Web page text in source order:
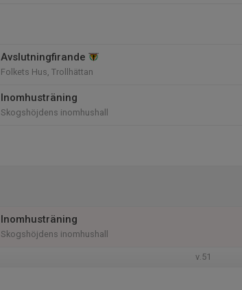
Avslutningfirande
Folkets Hus, Trollhättan
Inomhusträning
Skogshöjdens inomhushall
Inomhusträning
Skogshöjdens inomhushall
v.51